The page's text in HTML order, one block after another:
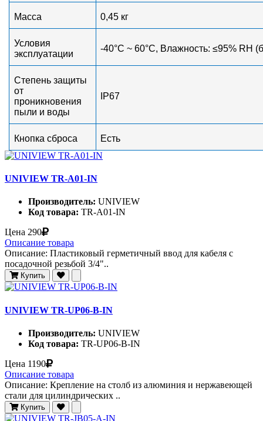
Масса 0,45 кг
Условия
эксплуатации
-40°C ~ 60°C, Влажность: ≤95% RH
Степень защиты
от
проникновения
пыли и воды
IP67
Кнопка сброса Есть
UNIVIEW TR-A01-IN
Производитель: UNIVIEW
Код товара: TR-A01-IN
Цена 290
Описание товара
Описание: Пластиковый герметичный ввод для кабеля с
посадочной резьбой 3/4"..
Купить
UNIVIEW TR-UP06-B-IN
Производитель: UNIVIEW
Код товара: TR-UP06-B-IN
Цена 1190
Описание товара
Описание: Крепление на столб из алюминия и нержавеющей
стали для цилиндрических ..
Купить